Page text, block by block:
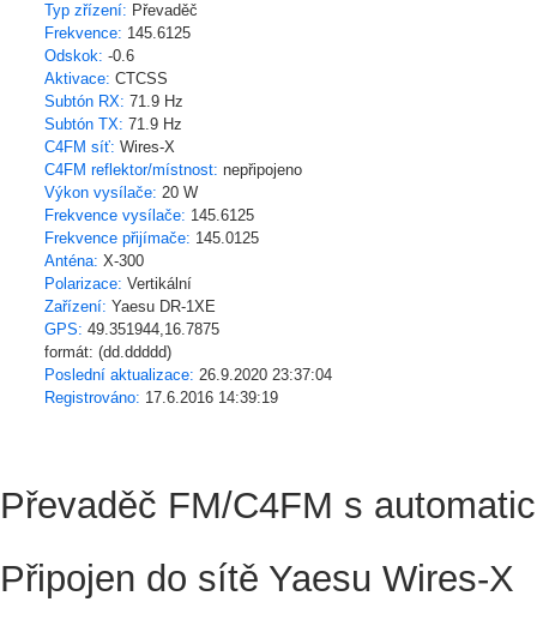
Typ zřízení: Převaděč
Frekvence: 145.6125
Odskok: -0.6
Aktivace: CTCSS
Subtón RX: 71.9 Hz
Subtón TX: 71.9 Hz
C4FM síť: Wires-X
C4FM reflektor/místnost: nepřipojeno
Výkon vysílače: 20 W
Frekvence vysílače: 145.6125
Frekvence přijímače: 145.0125
Anténa: X-300
Polarizace: Vertikální
Zařízení: Yaesu DR-1XE
GPS: 49.351944,16.7875
formát: (dd.ddddd)
Poslední aktualizace: 26.9.2020 23:37:04
Registrováno: 17.6.2016 14:39:19
Převaděč FM/C4FM s
Připojen do sítě Yaesu Wires-X